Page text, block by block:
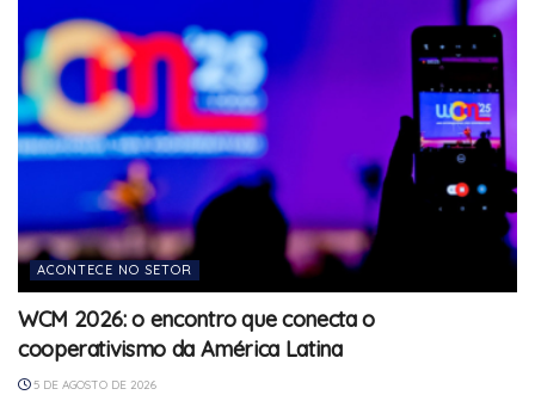
ACONTECE NO SETOR
WCM 2026: o encontro que conecta o
cooperativismo da América Latina
5 DE AGOSTO DE 2026